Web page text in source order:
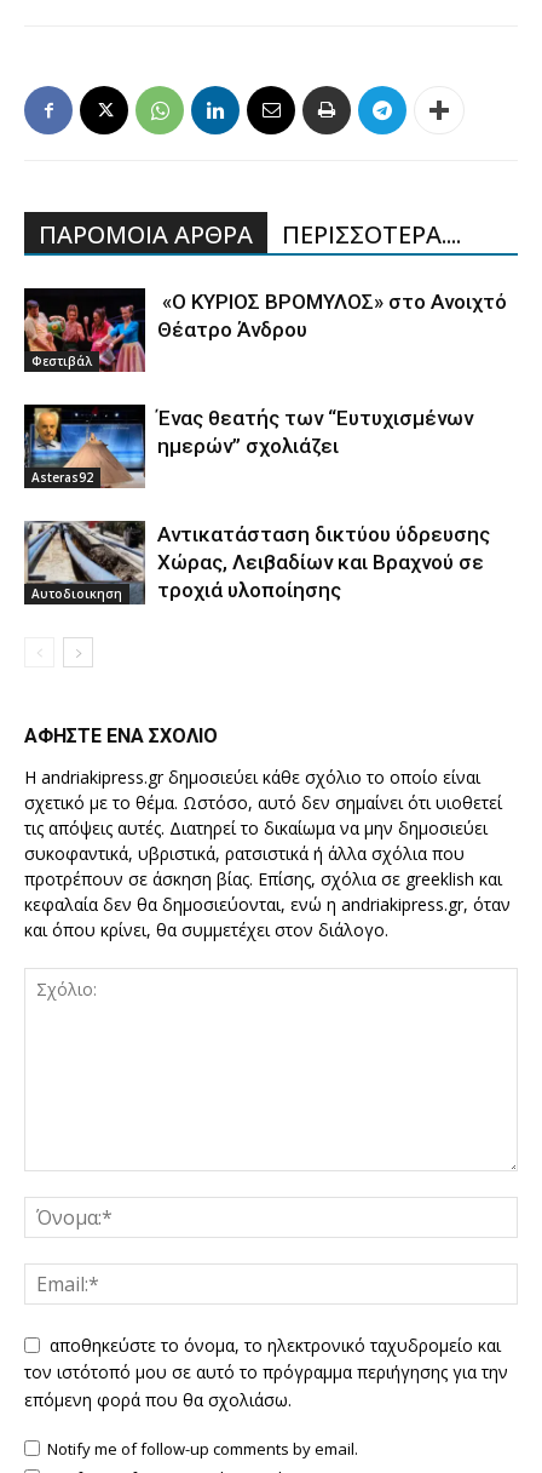
ΠΑΡΟΜΟΙΑ ΑΡΘΡΑ ΠΕΡΙΣΣΟΤΕΡΑ....
Φεστιβάλ
«Ο ΚΥΡΙΟΣ ΒΡΟΜΥΛΟΣ» στο Ανοιχτό
Θέατρο Άνδρου
Asteras92
Ένας θεατής των “Ευτυχισμένων
ημερών” σχολιάζει
Αυτοδιοικηση
Aντικατάσταση δικτύου ύδρευσης
Χώρας, Λειβαδίων και Βραχνού σε
τροχιά υλοποίησης
ΑΦΗΣΤΕ ΕΝΑ ΣΧΟΛΙΟ
Η andriakipress.gr δημοσιεύει κάθε σχόλιο το οποίο είναι
σχετικό με το θέμα. Ωστόσο, αυτό δεν σημαίνει ότι υιοθετεί
τις απόψεις αυτές. Διατηρεί το δικαίωμα να μην δημοσιεύει
συκοφαντικά, υβριστικά, ρατσιστικά ή άλλα σχόλια που
προτρέπουν σε άσκηση βίας. Επίσης, σχόλια σε greeklish και
κεφαλαία δεν θα δημοσιεύονται, ενώ η andriakipress.gr, όταν
και όπου κρίνει, θα συμμετέχει στον διάλογο.
αποθηκεύστε το όνομα, το ηλεκτρονικό ταχυδρομείο και
τον ιστότοπό μου σε αυτό το πρόγραμμα περιήγησης για την
επόμενη φορά που θα σχολιάσω.
Notify me of follow-up comments by email.